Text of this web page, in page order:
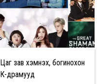
Цаг зав хэмнэх, богинохон
К-драмууд